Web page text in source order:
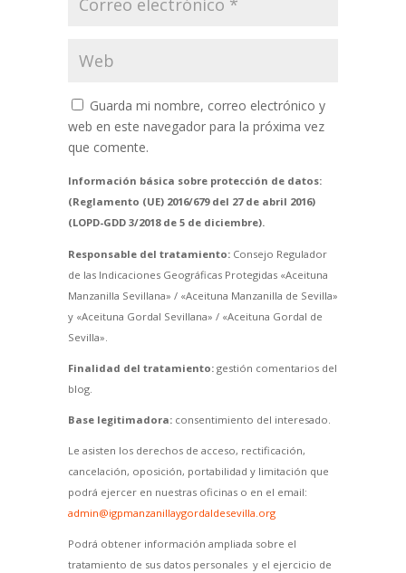
Guarda mi nombre, correo electrónico y
web en este navegador para la próxima vez
que comente.
Información básica sobre protección de datos:
(Reglamento (UE) 2016/679 del 27 de abril 2016)
(LOPD-GDD 3/2018 de 5 de diciembre).
Responsable del tratamiento:Consejo Regulador
de las Indicaciones Geográficas Protegidas «Aceituna
Manzanilla Sevillana» / «Aceituna Manzanilla de Sevilla»
y «Aceituna Gordal Sevillana» / «Aceituna Gordal de
Sevilla».
Finalidad del tratamiento:gestión comentarios del
blog.
Base legitimadora:consentimiento del interesado.
Le asisten los derechos de acceso, rectificación,
cancelación, oposición, portabilidad y limitación que
podrá ejercer en nuestras oficinas o en el email:
admin@igpmanzanillaygordaldesevilla.org
Podrá obtener información ampliada sobre el
tratamiento de sus datos personales y el ejercicio de